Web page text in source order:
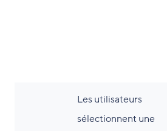
Les utilisateurs
sélectionnent une